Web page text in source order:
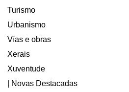
Turismo
Urbanismo
Vías e obras
Xerais
Xuventude
| Novas Destacadas